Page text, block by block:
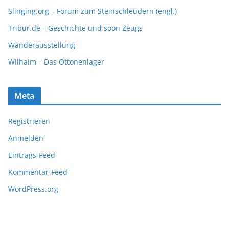
Slinging.org – Forum zum Steinschleudern (engl.)
Tribur.de – Geschichte und soon Zeugs
Wanderausstellung
Wilhaim – Das Ottonenlager
Meta
Registrieren
Anmelden
Eintrags-Feed
Kommentar-Feed
WordPress.org